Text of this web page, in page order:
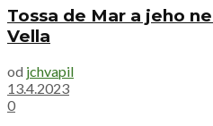
Tossa de Mar a jeho
Vella
od jchvapil
13.4.2023
0